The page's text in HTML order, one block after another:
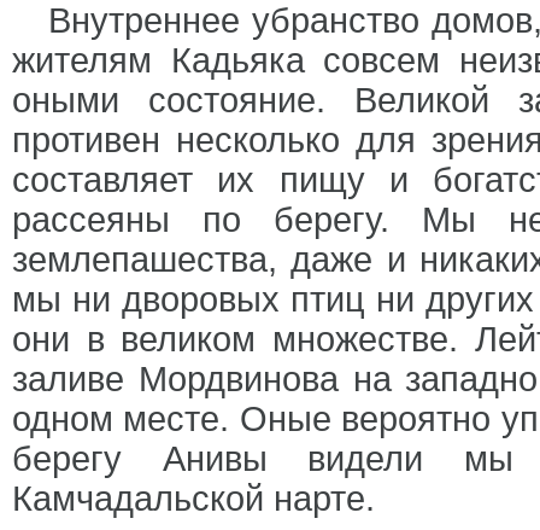
Внутреннее убранство
жителям Кадьяка совсем
оными состояние. Великой
противен несколько для
составляет их пищу и
рассеяны по берегу. Мы
землепашества, даже и
мы ни дворовых птиц ни
они в великом множестве.
заливе Мордвинова на
одном месте. Оные вероятно
берегу Анивы видели
Камчадальской нарте.